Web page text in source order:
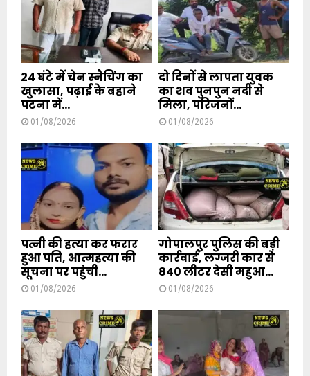
24 घंटे में चेन स्नैचिंग का
खुलासा, पढ़ाई के बहाने
पटना में...
01/08/2026
दो दिनों से लापता युवक
का शव पुनपुन नदी से
मिला, परिजनों...
01/08/2026
पत्नी की हत्या कर फरार
हुआ पति, आत्महत्या की
सूचना पर पहुंची...
01/08/2026
गोपालपुर पुलिस की बड़ी
कार्रवाई, लग्जरी कार से
840 लीटर देसी महुआ...
01/08/2026